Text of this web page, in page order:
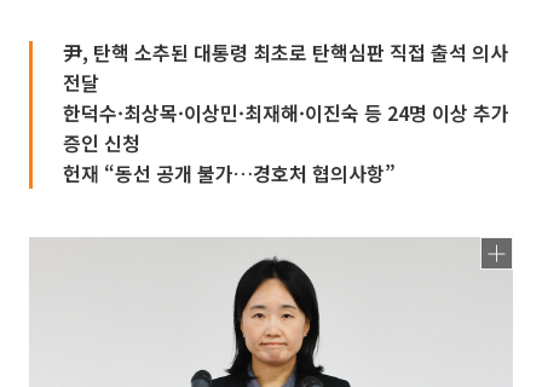
尹, 탄핵 소추된 대통령 최초로 탄핵심판 직접 출석 의사
전달
한덕수·최상목·이상민·최재해·이진숙 등 24명 이상 추가
증인 신청
헌재 “동선 공개 불가…경호처 협의사항”